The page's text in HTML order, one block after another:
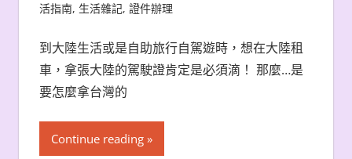
活指南, 生活雜記, 證件辦理
到大陸生活或是自助旅行自駕遊時，想在大陸租
車，拿張大陸的駕駛證肯定是必須滴！ 那麼…是
要怎麼拿台灣的
Continue reading